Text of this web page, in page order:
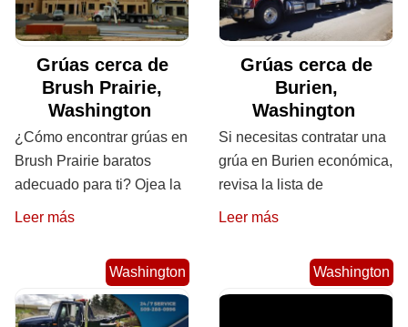
Grúas cerca de
Brush Prairie,
Washington
¿Cómo encontrar grúas en
Brush Prairie baratos
adecuado para ti? Ojea la
Leer más
Grúas cerca de
Burien,
Washington
Si necesitas contratar una
grúa en Burien económica,
revisa la lista de
Leer más
Washington Washington